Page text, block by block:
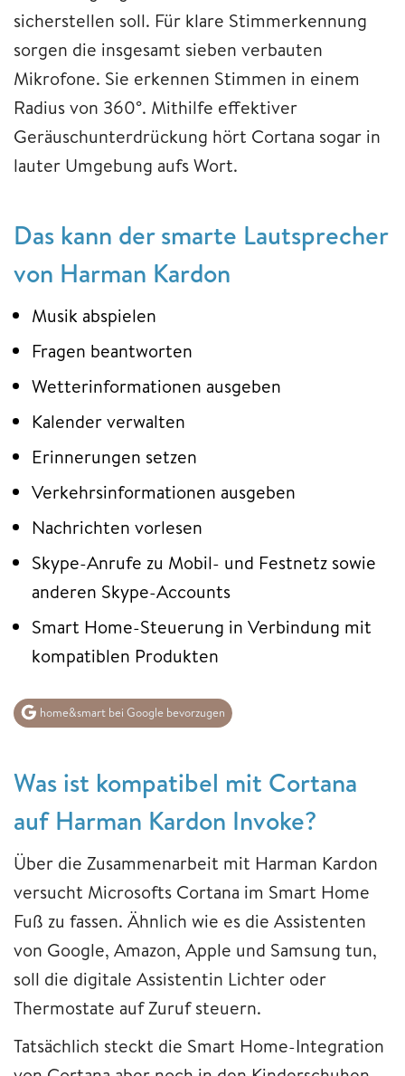
sicherstellen soll. Für klare Stimmerkennung
sorgen die insgesamt sieben verbauten
Mikrofone. Sie erkennen Stimmen in einem
Radius von 360°. Mithilfe effektiver
Geräuschunterdrückung hört Cortana sogar in
lauter Umgebung aufs Wort.
Das kann der smarte Lautsprecher
von Harman Kardon
Musik abspielen
Fragen beantworten
Wetterinformationen ausgeben
Kalender verwalten
Erinnerungen setzen
Verkehrsinformationen ausgeben
Nachrichten vorlesen
Skype-Anrufe zu Mobil- und Festnetz sowie
anderen Skype-Accounts
Smart Home-Steuerung in Verbindung mit
kompatiblen Produkten
home&smart bei Google bevorzugen
Was ist kompatibel mit Cortana
auf Harman Kardon Invoke?
Über die Zusammenarbeit mit Harman Kardon
versucht Microsofts Cortana im Smart Home
Fuß zu fassen. Ähnlich wie es die Assistenten
von Google, Amazon, Apple und Samsung tun,
soll die digitale Assistentin Lichter oder
Thermostate auf Zuruf steuern.
Tatsächlich steckt die Smart Home-Integration